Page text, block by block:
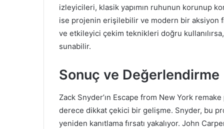
izleyicileri, klasik yapımın ruhunun korunup
ise projenin erişilebilir ve modern bir aksiyon
ve etkileyici çekim teknikleri doğru
sunabilir.
Sonuç ve Değerlendirme
Zack Snyder’ın Escape from New York
derece dikkat çekici bir gelişme. Snyder, bu
yeniden kanıtlama fırsatı yakalıyor. John